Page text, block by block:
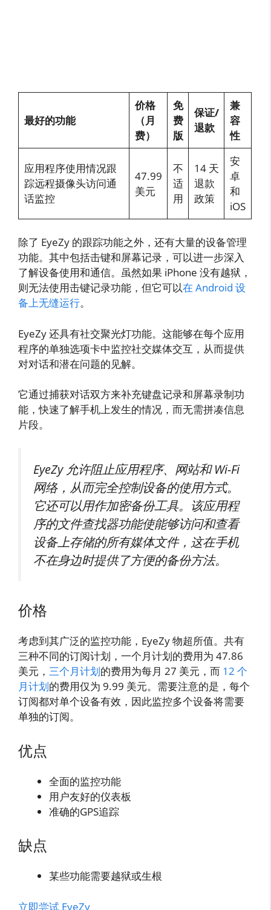
最好的功能
价格
（月
费）
免
费
版
保证/
退款
兼
容
性
应用程序使用情况跟
踪远程摄像头访问通
话监控
47.99
美元
不
适
用
14 天
退款
政策
安
卓
和
iOS
除了 EyeZy 的跟踪功能之外，还有大量的设备管理
功能。其中包括击键和屏幕记录，可以进一步深入
了解设备使用和通信。虽然如果 iPhone 没有越狱，
则无法使用击键记录功能，但它可以在 Android 设
备上无缝运行。
EyeZy 还具有社交聚光灯功能。这能够在每个应用
程序的单独选项卡中监控社交媒体交互，从而提供
对对话和潜在问题的见解。
它通过捕获对话双方来补充键盘记录和屏幕录制功
能，快速了解手机上发生的情况，而无需拼凑信息
片段。
EyeZy 允许阻止应用程序、网站和 Wi-Fi
网络，从而完全控制设备的使用方式。
它还可以用作加密备份工具。该应用程
序的文件查找器功能使能够访问和查看
设备上存储的所有媒体文件，这在手机
不在身边时提供了方便的备份方法。
价格
考虑到其广泛的监控功能，EyeZy 物超所值。共有
三种不同的订阅计划，一个月计划的费用为 47.86
美元， 三个月计划的费用为每月 27 美元，而 12 个
月计划的费用仅为 9.99 美元。需要注意的是，每个
订阅都对单个设备有效，因此监控多个设备将需要
单独的订阅。
优点
全面的监控功能
用户友好的仪表板
准确的GPS追踪
缺点
某些功能需要越狱或生根
立即尝试 EyeZy